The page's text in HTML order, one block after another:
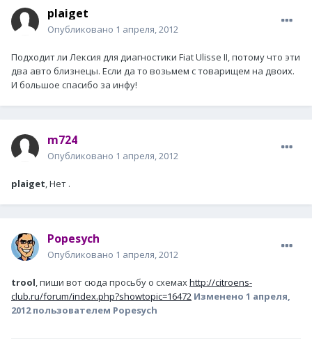
plaiget
Опубликовано 1 апреля, 2012
Подходит ли Лексия для диагностики Fiat Ulisse II, потому что эти
два авто близнецы. Если да то возьмем с товарищем на двоих.
И большое спасибо за инфу!
m724
Опубликовано 1 апреля, 2012
plaiget, Нет .
Popesych
Опубликовано 1 апреля, 2012
trool, пиши вот сюда просьбу о схемахhttp://citroens-
club.ru/forum/index.php?showtopic=16472 Изменено 1 апреля,
2012пользователем Popesych